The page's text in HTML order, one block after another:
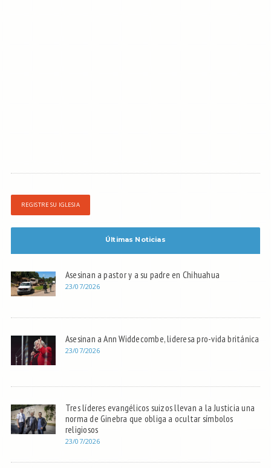
REGISTRE SU IGLESIA
Últimas Noticias
Asesinan a pastor y a su padre en Chihuahua
23/07/2026
Asesinan a Ann Widdecombe, lideresa pro-vida británica
23/07/2026
Tres líderes evangélicos suizos llevan a la Justicia una
norma de Ginebra que obliga a ocultar símbolos
religiosos
23/07/2026